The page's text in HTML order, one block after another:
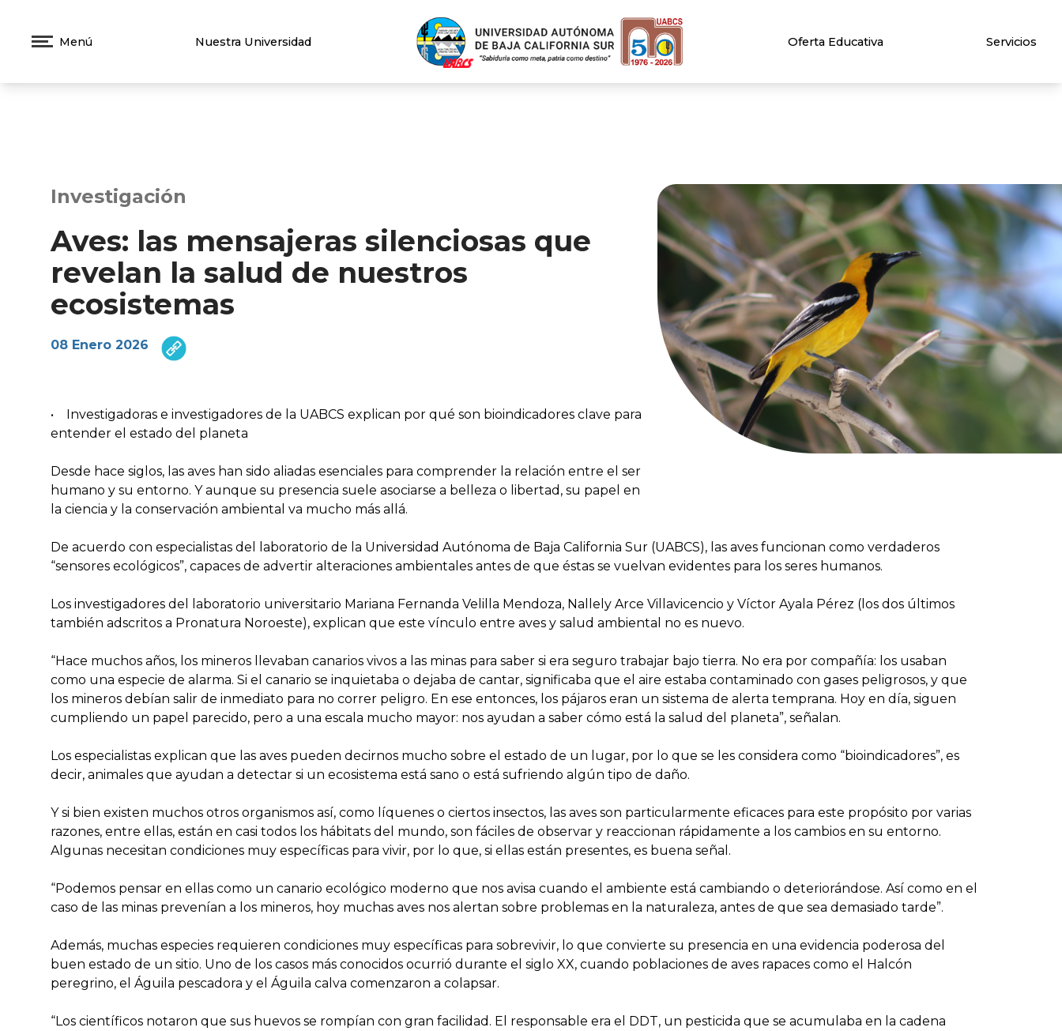
Menú Nuestra Universidad Oferta Educativa Servicios
Investigación
Aves: las mensajeras silenciosas que
revelan la salud de nuestros
ecosistemas
08 Enero 2026
• Investigadoras e investigadores de la UABCS explican por qué son bioindicadores clave para
entender el estado del planeta
Desde hace siglos, las aves han sido aliadas esenciales para comprender la relación entre el ser
humano y su entorno. Y aunque su presencia suele asociarse a belleza o libertad, su papel en
la ciencia y la conservación ambiental va mucho más allá.
De acuerdo con especialistas del laboratorio de la Universidad Autónoma de Baja California Sur (UABCS), las aves funcionan como verdaderos
“sensores ecológicos”, capaces de advertir alteraciones ambientales antes de que éstas se vuelvan evidentes para los seres humanos.
Los investigadores del laboratorio universitario Mariana Fernanda Velilla Mendoza, Nallely Arce Villavicencio y Víctor Ayala Pérez (los dos últimos
también adscritos a Pronatura Noroeste), explican que este vínculo entre aves y salud ambiental no es nuevo.
“Hace muchos años, los mineros llevaban canarios vivos a las minas para saber si era seguro trabajar bajo tierra. No era por compañía: los usaban
como una especie de alarma. Si el canario se inquietaba o dejaba de cantar, significaba que el aire estaba contaminado con gases peligrosos, y que
los mineros debían salir de inmediato para no correr peligro. En ese entonces, los pájaros eran un sistema de alerta temprana. Hoy en día, siguen
cumpliendo un papel parecido, pero a una escala mucho mayor: nos ayudan a saber cómo está la salud del planeta”, señalan.
Los especialistas explican que las aves pueden decirnos mucho sobre el estado de un lugar, por lo que se les considera como “bioindicadores”, es
decir, animales que ayudan a detectar si un ecosistema está sano o está sufriendo algún tipo de daño.
Y si bien existen muchos otros organismos así, como líquenes o ciertos insectos, las aves son particularmente eficaces para este propósito por varias
razones, entre ellas, están en casi todos los hábitats del mundo, son fáciles de observar y reaccionan rápidamente a los cambios en su entorno.
Algunas necesitan condiciones muy específicas para vivir, por lo que, si ellas están presentes, es buena señal.
“Podemos pensar en ellas como un canario ecológico moderno que nos avisa cuando el ambiente está cambiando o deteriorándose. Así como en el
caso de las minas prevenían a los mineros, hoy muchas aves nos alertan sobre problemas en la naturaleza, antes de que sea demasiado tarde”.
Además, muchas especies requieren condiciones muy específicas para sobrevivir, lo que convierte su presencia en una evidencia poderosa del
buen estado de un sitio. Uno de los casos más conocidos ocurrió durante el siglo XX, cuando poblaciones de aves rapaces como el Halcón
peregrino, el Águila pescadora y el Águila calva comenzaron a colapsar.
“Los científicos notaron que sus huevos se rompían con gran facilidad. El responsable era el DDT, un pesticida que se acumulaba en la cadena